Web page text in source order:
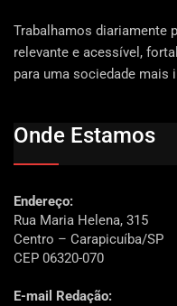
Trabalhamos diariamente
relevante e acessível,
para uma sociedade mais
Onde Estamos
Endereço:
Rua Maria Helena, 315
Centro – Carapicuíba/SP
CEP 06320-070
E-mail Redação: